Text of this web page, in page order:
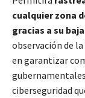
cualquier zona
gracias a su
observación de
en garantizar
ciberseguridad